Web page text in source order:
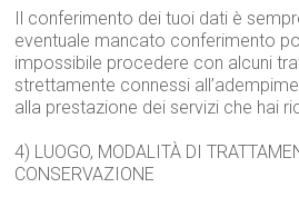
Il conferimento dei tuoi dati è
eventuale mancato conferimento
impossibile procedere con alcuni
strettamente connessi
alla prestazione dei servizi che hai
4) LUOGO, MODALITÀ DI
CONSERVAZIONE